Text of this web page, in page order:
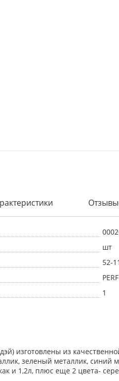
шт
52-
1
изготовлены из
зеленый металлик, синий
и 1,2л, плюс еще 2 цвета-